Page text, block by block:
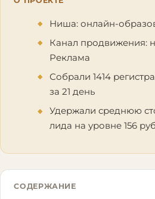
Ниша: онлайн-
Канал продвижения:
Реклама
Собрали 1414
за 21 день
Удержали среднюю
лида на уровне 156
СОДЕРЖАНИЕ